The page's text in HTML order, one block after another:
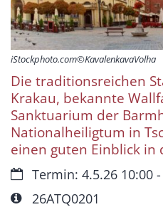
iStockphoto.com©KavalenkavaVolha
Die traditionsreichen
Krakau, bekannte
Sanktuarium der
Nationalheiligtum in
einen guten Einblick in
Datum:Termin: 4.5.26 10:00
Art bzw. Nummer:
26ATQ0201